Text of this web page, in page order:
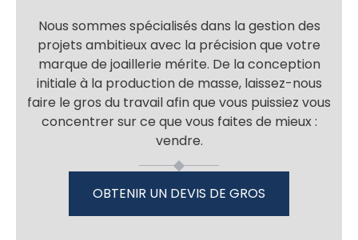
Nous sommes spécialisés dans la gestion des
projets ambitieux avec la précision que votre
marque de joaillerie mérite. De la conception
initiale à la production de masse, laissez-nous
faire le gros du travail afin que vous puissiez vous
concentrer sur ce que vous faites de mieux :
vendre.
OBTENIR UN DEVIS DE GROS